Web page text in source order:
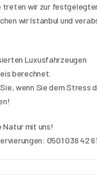
treten wir zur
wir Istanbul und
Luxusfahrzeugen
berechnet.
wenn Sie dem
Natur mit uns!
0501 036 42